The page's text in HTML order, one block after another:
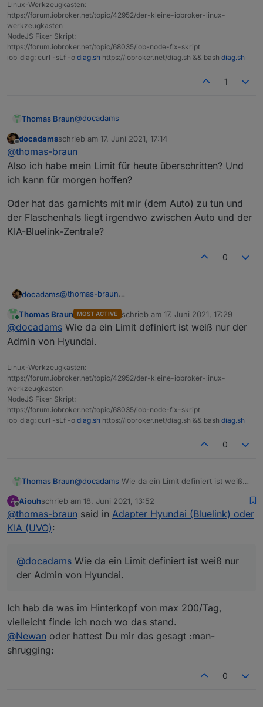
Linux-Werkzeugkasten:
https://forum.iobroker.net/topic/42952/der-kleine-iobroker-linux-
werkzeugkasten
NodeJS Fixer Skript:
https://forum.iobroker.net/topic/68035/iob-node-fix-skript
iob_diag: curl -sLf -o diag.sh https://iobroker.net/diag.sh && bash diag.sh
1
Thomas Braun@docadams
Web Server/cPanel)
specified by the server administrator; this
to limit the bandwidth of customers
Offline
docadamsschrieb am 17. Juni 2021, 17:14
zuletzt editiert von
@thomas-braun
Also ich habe mein Limit für heute überschritten? Und
ich kann für morgen hoffen?
Oder hat das garnichts mit mir (dem Auto) zu tun und
der Flaschenhals liegt irgendwo zwischen Auto und der
KIA-Bluelink-Zentrale?
0
docadams@thomas-braun
Und ich kann für morgen hoffen?
Oder hat das garnichts mit mir (dem Auto) zu tun
und der Flaschenhals liegt irgendwo zwischen Auto
und der KIA-Bluelink-Zentrale?
Online
Thomas Braun MOST ACTIVE schrieb am 17. Juni 2021, 17:29
zuletzt editiert von
@docadams Wie da ein Limit definiert ist weiß nur der
Admin von Hyundai.
Linux-Werkzeugkasten:
https://forum.iobroker.net/topic/42952/der-kleine-iobroker-linux-
werkzeugkasten
NodeJS Fixer Skript:
https://forum.iobroker.net/topic/68035/iob-node-fix-skript
iob_diag: curl -sLf -o diag.sh https://iobroker.net/diag.sh && bash diag.sh
0
Thomas Braun@docadams Wie da ein Limit definiert ist weiß
A
Offline
Aiouhschrieb am 18. Juni 2021, 13:52
zuletzt editiert von
@thomas-braun said in Adapter Hyundai (Bluelink) oder
KIA (UVO):
@docadams Wie da ein Limit definiert ist weiß nur
der Admin von Hyundai.
Ich hab da was im Hinterkopf von max 200/Tag,
vielleicht finde ich noch wo das stand.
@Newan oder hattest Du mir das gesagt :man-
shrugging:
0